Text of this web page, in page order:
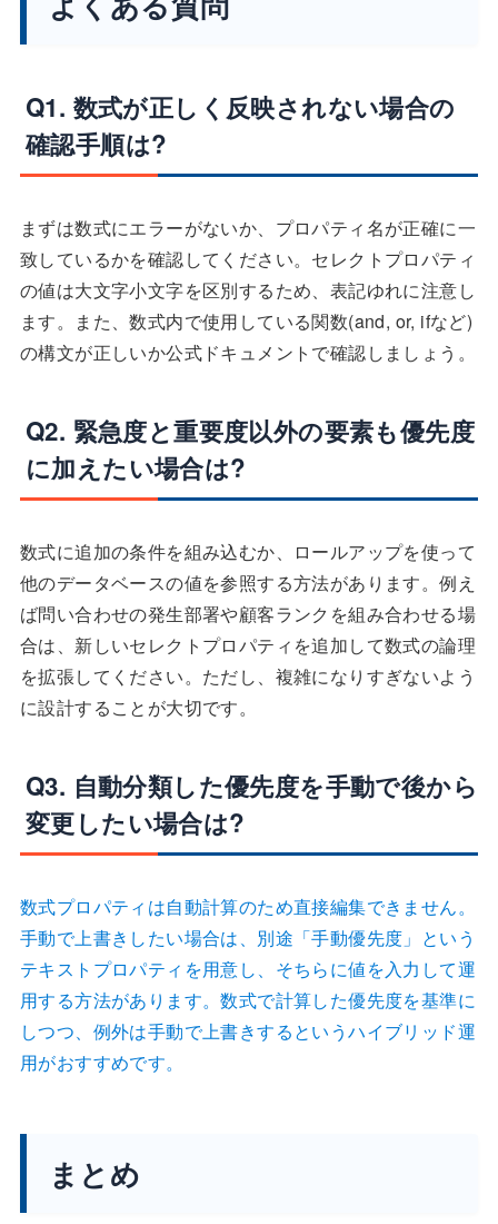
Q1. 数式が正しく反映されない場合の
確認手順は?
まずは数式にエラーがないか、プロパティ名が正確に一
致しているかを確認してください。セレクトプロパティ
の値は大文字小文字を区別するため、表記ゆれに注意し
ます。また、数式内で使用している関数(and, or, ifなど)
の構文が正しいか公式ドキュメントで確認しましょう。
Q2. 緊急度と重要度以外の要素も優先度
に加えたい場合は?
数式に追加の条件を組み込むか、ロールアップを使って
他のデータベースの値を参照する方法があります。例え
ば問い合わせの発生部署や顧客ランクを組み合わせる場
合は、新しいセレクトプロパティを追加して数式の論理
を拡張してください。ただし、複雑になりすぎないよう
に設計することが大切です。
Q3. 自動分類した優先度を手動で後から
変更したい場合は?
数式プロパティは自動計算のため直接編集できません。
手動で上書きしたい場合は、別途「手動優先度」という
テキストプロパティを用意し、そちらに値を入力して運
用する方法があります。数式で計算した優先度を基準に
しつつ、例外は手動で上書きするというハイブリッド運
用がおすすめです。
まとめ